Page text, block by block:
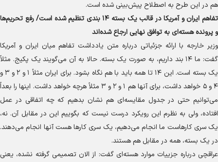
هم در این طرح به اصطلاح پیش‌بینی شده است.
تفاهم ایران و آمریکا در قالب یک بسته ۱۴ بندی تنظیم شده است/ رفع تحریم‌ها
و پرونده هسته‌ای به توافق نهایی ارجاع شده‌اند
وزیر خارجه با ارائه جزئیاتی درباره متن یادداشت تفاهم میان ایران و آمریکا
گفت: ما ۱۴ بند داریم، به صورت یک بسته. حالا به آن می‌گویند یک پکیج. مثلاً
یک بسته است. این ۱۴ تا همه باید با هم نگاه بشود. برای ایران مثلاً ۱ و ۲ و ۳ و
۴ و ۵ خواهد داشت، برای آنها هم ۱ و ۲ و ۳ مثلاً هرچه خواهد داشت. اینها را بعداً
می‌توانیم حتی در جدول مقایسه‌ای هم نشان بدهیم که چه اتفاقی در عمل
افتاده، ولی به نظرم این رویکرد درست نیست که بگوییم این در مقابل آن. نه،
یک سری کارهاست ما انجام می‌دهیم، یک سری کار‌ها هست آنها انجام می‌دهند.
در یک بسته، همه در مقابل هم هستند.
عراقچی درباره جزییات موارد هسته‌ای گفت: از الان تصمیمی گرفته نشده، یعنی